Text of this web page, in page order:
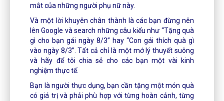
mắt của những người phụ nữ này.
Và một lời khuyên chân thành là các bạn đừng nên
lên Google và search những câu kiểu như “Tặng quà
gì cho bạn gái ngày 8/3” hay “Con gái thích quà gì
vào ngày 8/3”. Tất cả chỉ là một mớ lý thuyết suông
và hãy để tôi chia sẻ cho các bạn một vài kinh
nghiệm thực tế.
Bạn là người thực dụng, bạn cần tặng một món quà
có giá trị và phải phù hợp với từng hoàn cảnh, từng